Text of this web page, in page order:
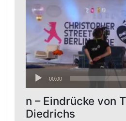
Audio-
Player
00:00
n – Eindrücke von
Diedrichs